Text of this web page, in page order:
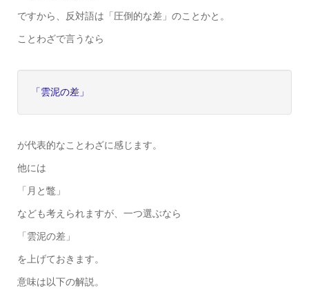
ですから、反対語は「圧倒的な差」のことかと。
ことわざで言うなら
「雲泥の差」
が代表的なことわざに感じます。
他には
「月と鼈」
なども考えられますが、一つ選ぶなら
「雲泥の差」
を上げておきます。
意味は以下の解説。